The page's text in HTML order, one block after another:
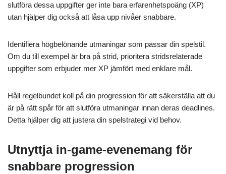
slutföra dessa uppgifter ger inte bara erfarenhetspoäng (XP)
utan hjälper dig också att låsa upp nivåer snabbare.
Identifiera högbelönande utmaningar som passar din spelstil.
Om du till exempel är bra på strid, prioritera stridsrelaterade
uppgifter som erbjuder mer XP jämfört med enklare mål.
Håll regelbundet koll på din progression för att säkerställa att du
är på rätt spår för att slutföra utmaningar innan deras deadlines.
Detta hjälper dig att justera din spelstrategi vid behov.
Utnyttja in-game-evenemang för
snabbare progression